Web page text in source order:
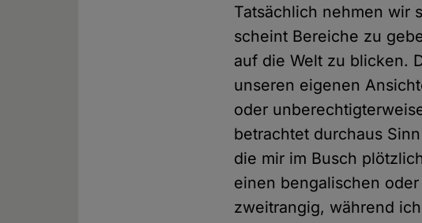
Tatsächlich nehmen wir
scheint Bereiche zu
auf die Welt zu blicken.
unseren eigenen
oder
betrachtet durchaus
die mir im Busch
einen bengalischen
zweitrangig, während